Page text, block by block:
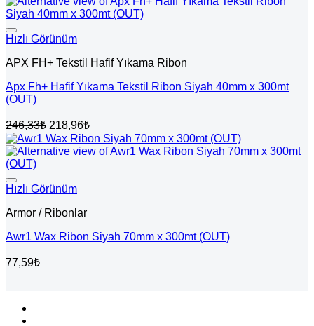
Hızlı Görünüm
APX FH+ Tekstil Hafif Yıkama Ribon
Apx Fh+ Hafif Yıkama Tekstil Ribon Siyah 40mm x 300mt
(OUT)
246,33₺ Orijinal
fiyat:
246,33₺.
218,96₺Şu
andaki
fiyat:
Hızlı Görünüm
Armor / Ribonlar
Awr1 Wax Ribon Siyah 70mm x 300mt (OUT)
77,59₺